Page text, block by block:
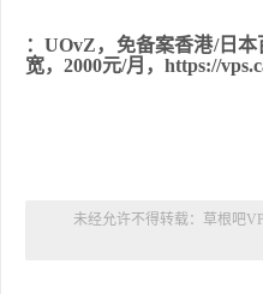
：UOvZ，免备案香港/日
宽，2000元/月，https://
未经允许不得转载： 草根吧